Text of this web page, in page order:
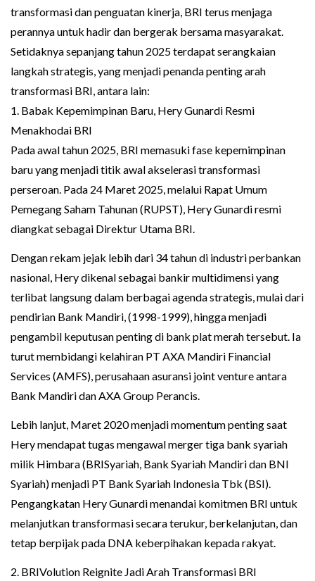
transformasi dan penguatan kinerja, BRI terus menjaga
perannya untuk hadir dan bergerak bersama masyarakat.
Setidaknya sepanjang tahun 2025 terdapat serangkaian
langkah strategis, yang menjadi penanda penting arah
transformasi BRI, antara lain:
1. Babak Kepemimpinan Baru, Hery Gunardi Resmi
Menakhodai BRI
Pada awal tahun 2025, BRI memasuki fase kepemimpinan
baru yang menjadi titik awal akselerasi transformasi
perseroan. Pada 24 Maret 2025, melalui Rapat Umum
Pemegang Saham Tahunan (RUPST), Hery Gunardi resmi
diangkat sebagai Direktur Utama BRI.
Dengan rekam jejak lebih dari 34 tahun di industri perbankan
nasional, Hery dikenal sebagai bankir multidimensi yang
terlibat langsung dalam berbagai agenda strategis, mulai dari
pendirian Bank Mandiri, (1998-1999), hingga menjadi
pengambil keputusan penting di bank plat merah tersebut. Ia
turut membidangi kelahiran PT AXA Mandiri Financial
Services (AMFS), perusahaan asuransi joint venture antara
Bank Mandiri dan AXA Group Perancis.
Lebih lanjut, Maret 2020 menjadi momentum penting saat
Hery mendapat tugas mengawal merger tiga bank syariah
milik Himbara (BRISyariah, Bank Syariah Mandiri dan BNI
Syariah) menjadi PT Bank Syariah Indonesia Tbk (BSI).
Pengangkatan Hery Gunardi menandai komitmen BRI untuk
melanjutkan transformasi secara terukur, berkelanjutan, dan
tetap berpijak pada DNA keberpihakan kepada rakyat.
2. BRIVolution Reignite Jadi Arah Transformasi BRI